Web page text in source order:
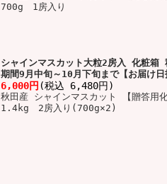
700g 1房入り
シャインマスカット大粒2房入 化粧
期間9月中旬～10月下旬まで【お届け
6,000円 (税込 6,480円)
秋田産 シャインマスカット 【贈答用化
1.4kg 2房入り(700g×2)